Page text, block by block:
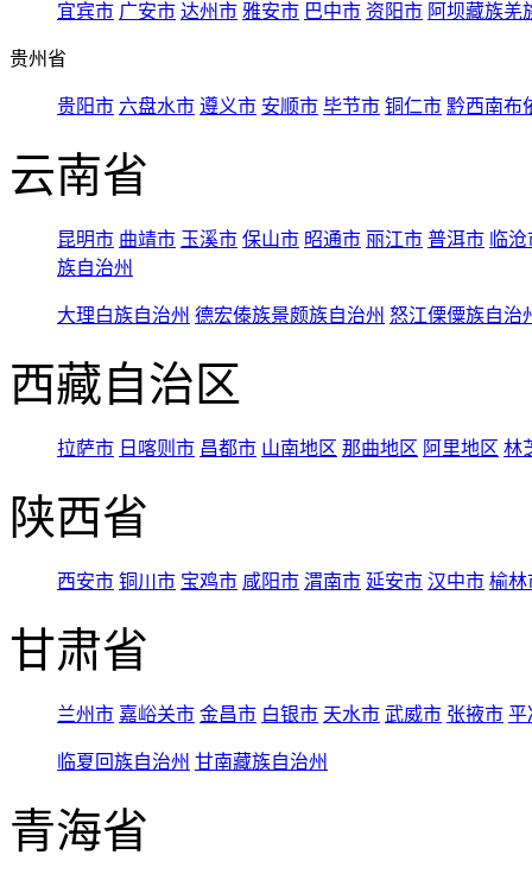
宜宾市 广安市 达州市 雅安市 巴中市 资阳市 阿坝藏族羌
贵州省
贵阳市 六盘水市 遵义市 安顺市 毕节市 铜仁市 黔西南布
云南省
昆明市 曲靖市 玉溪市 保山市 昭通市 丽江市 普洱市 临
族自治州
大理白族自治州 德宏傣族景颇族自治州 怒江傈僳族自治
西藏自治区
拉萨市 日喀则市 昌都市 山南地区 那曲地区 阿里地区 林
陕西省
西安市 铜川市 宝鸡市 咸阳市 渭南市 延安市 汉中市 榆林
甘肃省
兰州市 嘉峪关市 金昌市 白银市 天水市 武威市 张掖市 平
临夏回族自治州 甘南藏族自治州
青海省